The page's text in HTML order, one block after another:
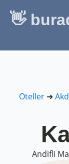
👋
Oteller➜
Andifli